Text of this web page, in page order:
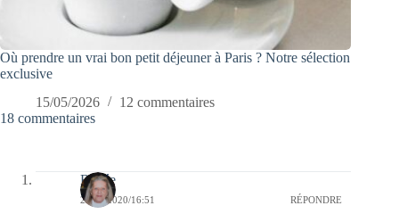
Où prendre un vrai bon petit déjeuner à Paris ? Notre sélection
exclusive
15/05/2026
12 commentaires
18 commentaires
Renée
22/09/2020/16:51 RÉPONDRE